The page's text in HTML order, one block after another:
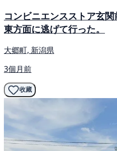
コンビニエンスストア玄
東方面に逃げて行った。
大郷町, 新潟県
3個月前
收藏